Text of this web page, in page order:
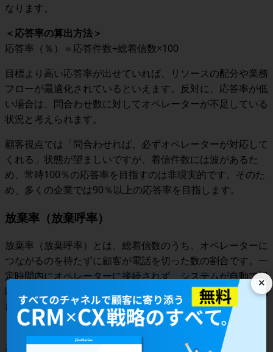
なります。
＜応答率の算出方法＞
応答率（％）＝応答件数÷総着信数×100
目標より高い応答率が出せていれば、リソースの配分や業務
フローが最適化されているといえます。反対に、応答率が低
い場合は、問合わせ数に対してオペレーターが不足している
状況と考えられます。
顧客視点では「問合わせれば、必ずオペレーターが対応して
くれる」状態が望ましいですが、着信件数には波があるた
め、常時100％の応答率を目指すのは非現実的です。そのた
め、多くの企業では90％以上の応答率を目指します。
放棄率（放棄呼率）
放棄率（放棄呼率）とは、総着信数のうち、オペレーターに
つながるのを待たずに顧客が電話を切った数の割合です。一
定時間内にオペレーターに接続されず、システムが自動で切
断したケースも含みます。放棄率の算出方法と目安は、下記
になります。
放棄率（放棄呼率）の算出方法
放棄率（％）＝放棄数÷総着信件数×100
×